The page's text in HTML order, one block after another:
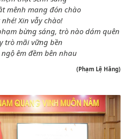
mênh mang đón chào
Xin vẫy chào!
bừng sáng, trò nào dám quên
trò mãi vững bền
êm đềm bên nhau
(Phạm Lệ Hằng)